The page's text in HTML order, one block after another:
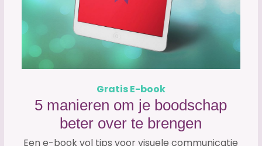
Gratis E-book
5 manieren om je boodschap
beter over te brengen
Een e-book vol tips voor visuele communicatie